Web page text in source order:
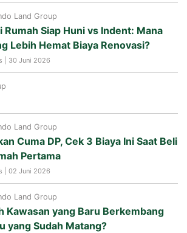
Land Group
Rumah Siap Huni vs Indent: Mana
Lebih Hemat Biaya Renovasi?
| 30 Juni 2026
Land Group
Cuma DP, Cek 3 Biaya Ini Saat Beli
Pertama
| 02 Juni 2026
Land Group
Kawasan yang Baru Berkembang
yang Sudah Matang?